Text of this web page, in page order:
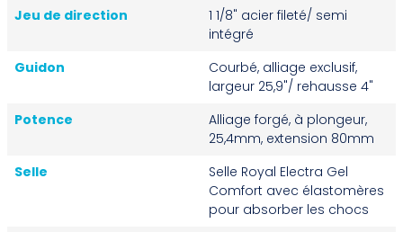
Jeu de direction
1 1/8" acier fileté/ semi
intégré
Guidon
Courbé, alliage exclusif,
largeur 25,9"/ rehausse 4"
Potence
Alliage forgé, à plongeur,
25,4mm, extension 80mm
Selle
Selle Royal Electra Gel
Comfort avec élastomères
pour absorber les chocs